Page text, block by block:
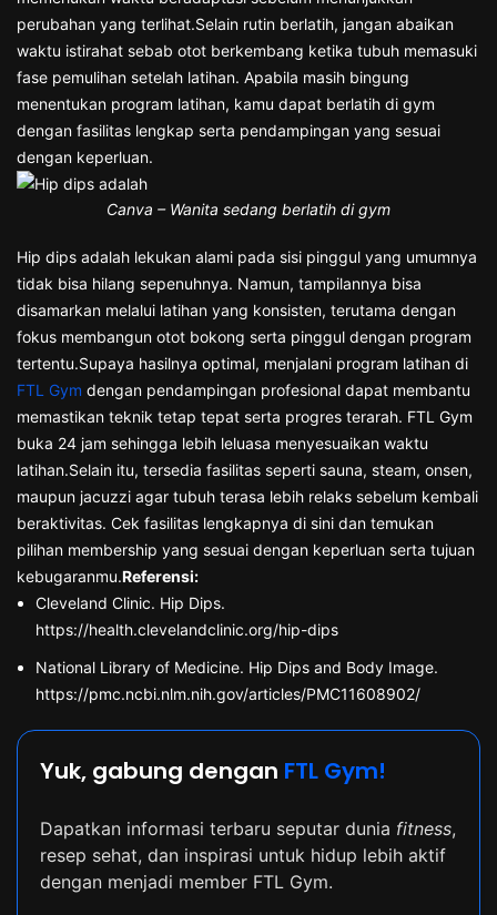
perubahan yang terlihat.Selain rutin berlatih, jangan abaikan
waktu istirahat sebab otot berkembang ketika tubuh memasuki
fase pemulihan setelah latihan. Apabila masih bingung
menentukan program latihan, kamu dapat berlatih di gym
dengan fasilitas lengkap serta pendampingan yang sesuai
dengan keperluan.
Canva – Wanita sedang berlatih di gym
Hip dips adalah lekukan alami pada sisi pinggul yang umumnya
tidak bisa hilang sepenuhnya. Namun, tampilannya bisa
disamarkan melalui latihan yang konsisten, terutama dengan
fokus membangun otot bokong serta pinggul dengan program
tertentu.Supaya hasilnya optimal, menjalani program latihan di
FTL Gym dengan pendampingan profesional dapat membantu
memastikan teknik tetap tepat serta progres terarah. FTL Gym
buka 24 jam sehingga lebih leluasa menyesuaikan waktu
latihan.Selain itu, tersedia fasilitas seperti sauna, steam, onsen,
maupun jacuzzi agar tubuh terasa lebih relaks sebelum kembali
beraktivitas. Cek fasilitas lengkapnya di sini dan temukan
pilihan membership yang sesuai dengan keperluan serta tujuan
kebugaranmu.Referensi:
Cleveland Clinic. Hip Dips.
https://health.clevelandclinic.org/hip-dips
National Library of Medicine. Hip Dips and Body Image.
https://pmc.ncbi.nlm.nih.gov/articles/PMC11608902/
Yuk, gabung dengan FTL Gym!
Dapatkan informasi terbaru seputar dunia fitness,
resep sehat, dan inspirasi untuk hidup lebih aktif
dengan menjadi member FTL Gym.